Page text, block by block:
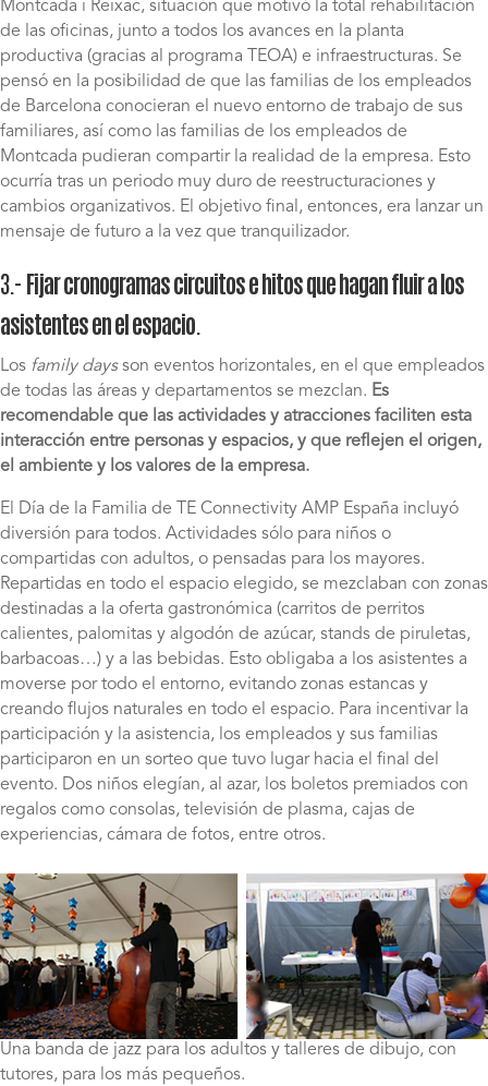
Montcada i Reixac, situación que motivó la total rehabilitación
de las oficinas, junto a todos los avances en la planta
productiva (gracias al programa TEOA) e infraestructuras. Se
pensó en la posibilidad de que las familias de los empleados
de Barcelona conocieran el nuevo entorno de trabajo de sus
familiares, así como las familias de los empleados de
Montcada pudieran compartir la realidad de la empresa. Esto
ocurría tras un periodo muy duro de reestructuraciones y
cambios organizativos. El objetivo final, entonces, era lanzar un
mensaje de futuro a la vez que tranquilizador.
3.- Fijar cronogramas circuitos e hitos que hagan fluir a los
asistentes en el espacio
Los family daysson eventos horizontales, en el que empleados
de todas las áreas y departamentos se mezclan. Es
recomendable que las actividades y atracciones faciliten esta
interacción entre personas y espacios, y que reflejen el origen,
el ambiente y los valores de la empresa.
El Día de la Familia de TE Connectivity AMP España incluyó
diversión para todos. Actividades sólo para niños o
compartidas con adultos, o pensadas para los mayores.
Repartidas en todo el espacio elegido, se mezclaban con zonas
destinadas a la oferta gastronómica (carritos de perritos
calientes, palomitas y algodón de azúcar, stands de piruletas,
barbacoas…) y a las bebidas. Esto obligaba a los asistentes a
moverse por todo el entorno, evitando zonas estancas y
creando flujos naturales en todo el espacio. Para incentivar la
participación y la asistencia, los empleados y sus familias
participaron en un sorteo que tuvo lugar hacia el final del
evento. Dos niños elegían, al azar, los boletos premiados con
regalos como consolas, televisión de plasma, cajas de
experiencias, cámara de fotos, entre otros.
Una banda de jazz para los adultos y talleres de dibujo, con
tutores, para los más pequeños.